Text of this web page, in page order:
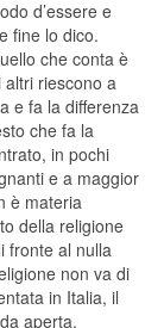
d’essere e
fine lo dico.
che conta è
riescono a
e fa la differenza
che fa la
in pochi
e a maggior
è materia
della religione
fronte al nulla
non va di
in Italia, il
aperta,